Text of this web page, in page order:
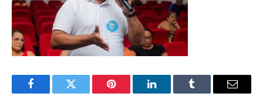
FacebookTwitter Pinterest LinkedInTumblr
E-